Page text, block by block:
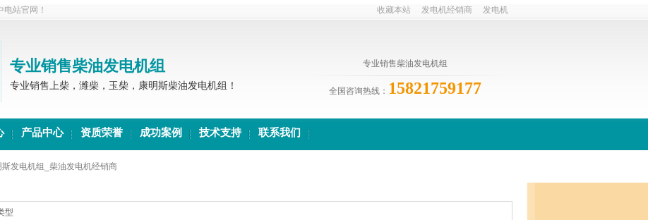
收藏本站 发电机经销商 发电机
站官网！
专业销售柴油发电机组
专业销售上柴，潍柴，玉柴，康明斯柴油发电机组！
专业销售柴油发电机组
全国咨询热线： 15821759177
产品中心 资质荣誉 成功案例 技术支持 联系我们
发电机组_柴油发电机经销商
型